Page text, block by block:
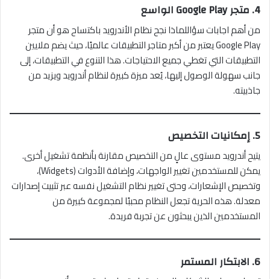
4. متجر Google Play الواسع
من أهم اجابات سؤاللماذا نجح نظام الأندرويد باكتساح هو أن متجر
Google Play يعتبر من أكبر متاجر التطبيقات عالميًا، حيث يضم ملايين
التطبيقات التي تغطي جميع الاحتياجات. هذا التنوع في التطبيقات، إلى
جانب سهولة الوصول إليها، يُعد ميزة كبيرة لنظام أندرويد ويزيد من
جاذبيته.
5. إمكانيات التخصيص
يتيح أندرويد مستوى عالٍ من التخصيص مقارنة بأنظمة تشغيل أخرى.
يمكن للمستخدمين تغيير الواجهات، وإضافة الأدوات (Widgets)،
وتخصيص الإشعارات، وحتى تغيير نظام التشغيل نفسه عبر تثبيت إصدارات
معدلة. هذه الحرية تجعل النظام محببًا لمجموعة كبيرة من
المستخدمين الذين يبحثون عن تجربة فريدة.
6. الابتكار المستمر